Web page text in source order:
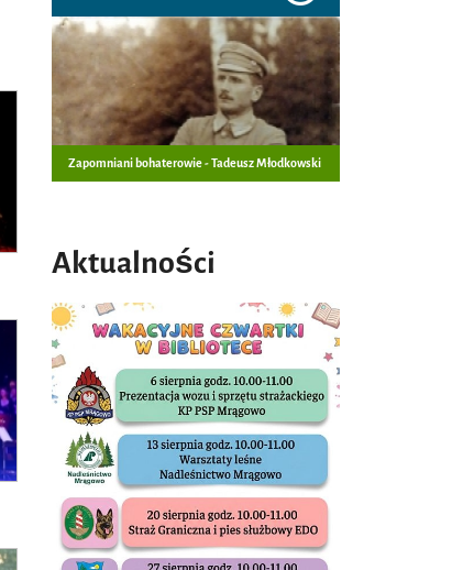
Zapomniani bohaterowie - Tadeusz Młodkowski
Aktualności